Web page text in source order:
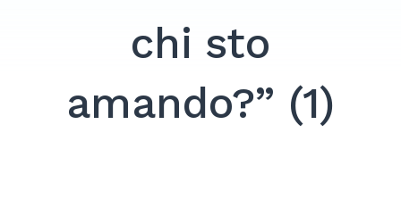
chi sto
amando?” (1)